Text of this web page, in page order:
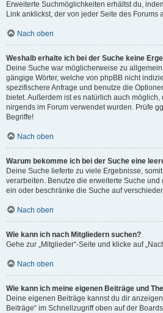
Erweiterte Suchmöglichkeiten erhältst du,
Link anklickst, der von jeder Seite des Forums
Nach oben
Weshalb erhalte ich bei der Suche keine
Deine Suche war möglicherweise zu
gängige Wörter, welche von phpBB nicht
spezifischere Anfrage und benutze die
bietet. Außerdem ist es natürlich auch
nirgends im Forum verwendet wurden. Prüfe
Begriffe!
Nach oben
Warum bekomme ich bei der Suche eine
Deine Suche lieferte zu viele Ergebnisse,
verarbeiten. Benutze die erweiterte Suche
ein oder beschränke die Suche auf
Nach oben
Wie kann ich nach Mitgliedern suchen?
Gehe zur „Mitglieder“-Seite und klicke auf
Nach oben
Wie kann ich meine eigenen Beiträge und
Deine eigenen Beiträge kannst du dir
Beiträge“ im Schnellzugriff oben auf der